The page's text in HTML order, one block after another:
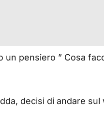
un pensiero ” Cosa
decisi di andare sul